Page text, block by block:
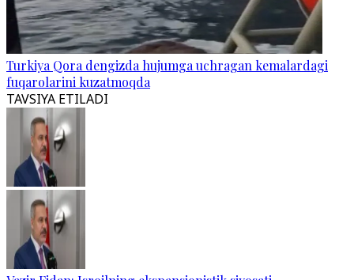
Turkiya Qora dengizda hujumga uchragan kemalardagi
fuqarolarini kuzatmoqda
TAVSIYA ETILADI